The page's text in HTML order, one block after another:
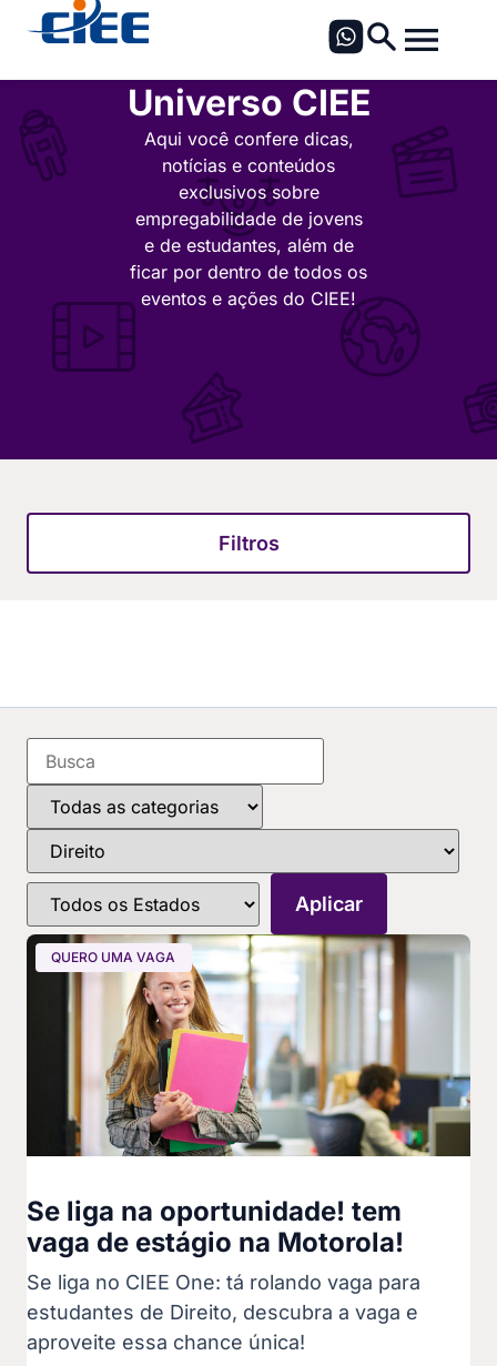
Universo CIEE
Aqui você confere dicas,
notícias e conteúdos
exclusivos sobre
empregabilidade de jovens
e de estudantes, além de
ficar por dentro de todos os
eventos e ações do CIEE!
Filtros
QUERO UMA VAGA
Se liga na oportunidade! tem
vaga de estágio na Motorola!
Se liga no CIEE One: tá rolando vaga para
estudantes de Direito, descubra a vaga e
aproveite essa chance única!